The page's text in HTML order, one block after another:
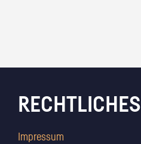
RECHTLICHES
Impressum